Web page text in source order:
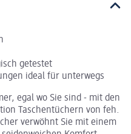
getestet
ideal für unterwegs
egal wo Sie sind - mit den
Taschentüchern von feh.
verwöhnt Sie mit einem